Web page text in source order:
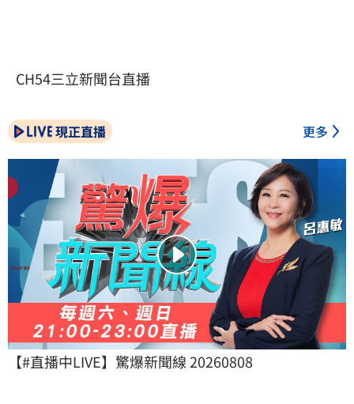
CH54三立新聞台直播
現正直播 更多
【#直播中LIVE】驚爆新聞線 20260808